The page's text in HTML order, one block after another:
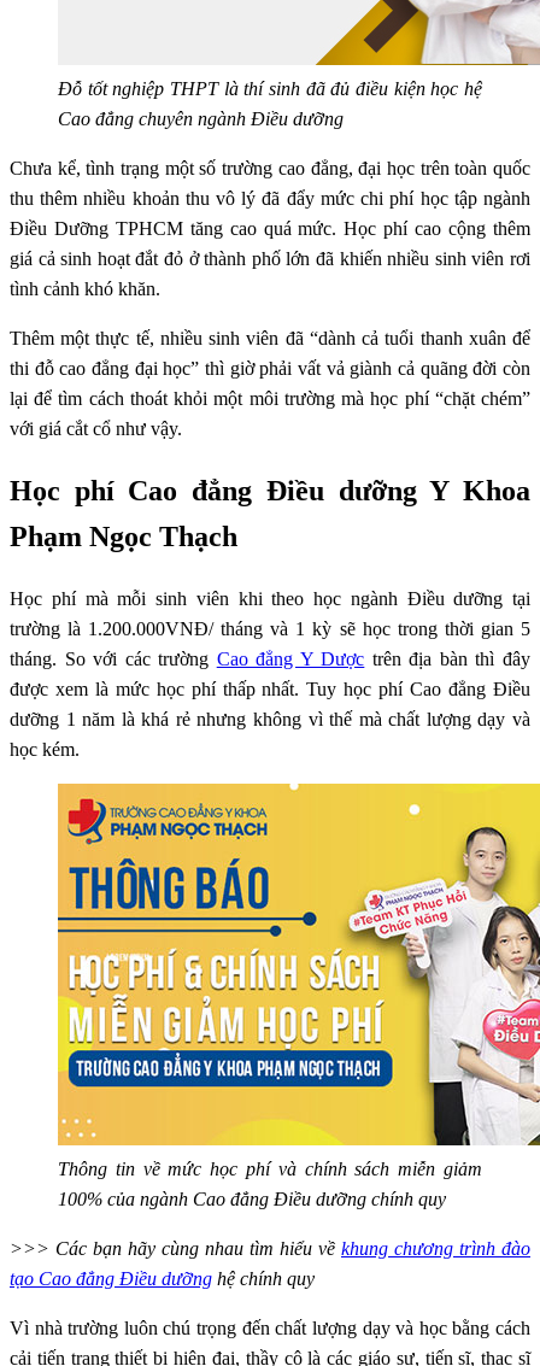
Đỗ tốt nghiệp THPT là thí sinh đã đủ điều kiện học hệ
Cao đẳng chuyên ngành Điều dưỡng
Chưa kể, tình trạng một số trường cao đẳng, đại học trên toàn quốc
thu thêm nhiều khoản thu vô lý đã đẩy mức chi phí học tập ngành
Điều Dưỡng TPHCM tăng cao quá mức. Học phí cao cộng thêm
giá cả sinh hoạt đắt đỏ ở thành phố lớn đã khiến nhiều sinh viên rơi
tình cảnh khó khăn.
Thêm một thực tế, nhiều sinh viên đã “dành cả tuổi thanh xuân để
thi đỗ cao đẳng đại học” thì giờ phải vất vả giành cả quãng đời còn
lại để tìm cách thoát khỏi một môi trường mà học phí “chặt chém”
với giá cắt cổ như vậy.
Học phí Cao đẳng Điều dưỡng Y Khoa
Phạm Ngọc Thạch
Học phí mà mỗi sinh viên khi theo học ngành Điều dưỡng tại
trường là 1.200.000VNĐ/ tháng và 1 kỳ sẽ học trong thời gian 5
tháng. So với các trường Cao đẳng Y Dược trên địa bàn thì đây
được xem là mức học phí thấp nhất. Tuy học phí Cao đẳng Điều
dưỡng 1 năm là khá rẻ nhưng không vì thế mà chất lượng dạy và
học kém.
Thông tin về mức học phí và chính sách miễn giảm
100% của ngành Cao đẳng Điều dưỡng chính quy
>>> Các bạn hãy cùng nhau tìm hiểu về khung chương trình đào
tạo Cao đẳng Điều dưỡng hệ chính quy
Vì nhà trường luôn chú trọng đến chất lượng dạy và học bằng cách
cải tiến trang thiết bị hiện đại, thầy cô là các giáo sư, tiến sĩ, thạc sĩ